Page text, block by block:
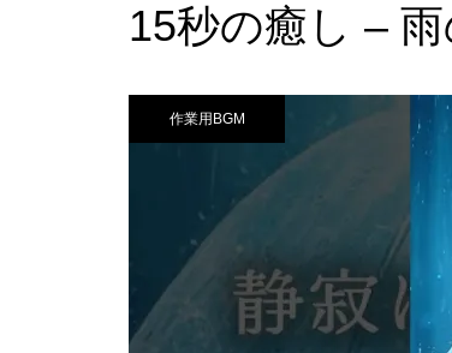
15秒の癒し –
作業用BGM